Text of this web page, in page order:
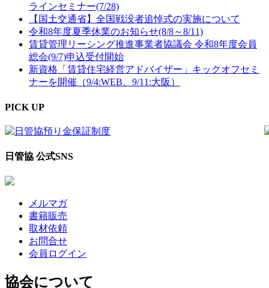
ラインセミナー(7/28)
【国土交通省】全国戦没者追悼式の実施について
令和8年度夏季休業のお知らせ(8/8～8/11)
賃貸管理リーシング推進事業者協議会 令和8年度会員
総会(9/7)申込受付開始
新資格「賃貸住宅経営アドバイザー」キックオフセミ
ナーを開催（9/4:WEB、9/11:大阪）
PICK UP
日管協 公式SNS
メルマガ
書籍販売
取材依頼
お問合せ
会員ログイン
協会について